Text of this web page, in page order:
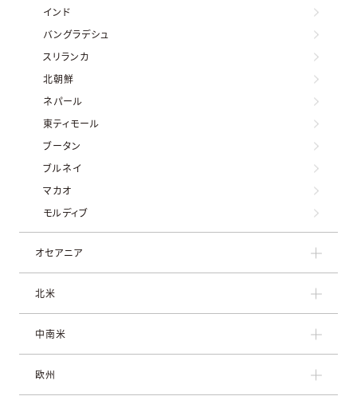
インド
バングラデシュ
スリランカ
北朝鮮
ネパール
東ティモール
ブータン
ブルネイ
マカオ
モルディブ
オセアニア
北米
中南米
欧州